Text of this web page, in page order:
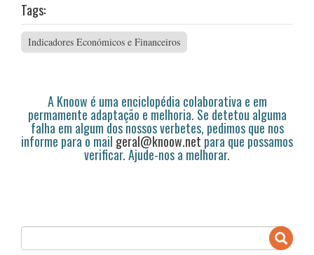
Tags:
Indicadores Económicos e Financeiros
A Knoow é uma enciclopédia colaborativa e em
permamente adaptação e melhoria. Se detetou alguma
falha em algum dos nossos verbetes, pedimos que nos
informe para o mail geral@knoow.netpara que possamos
verificar. Ajude-nos a melhorar.